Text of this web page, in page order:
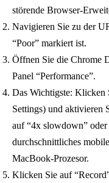
störende Browser-
Navigieren Sie zu der
“Poor” markiert ist.
Öffnen Sie die Chrome
Panel “Performance”.
Das Wichtigste: Klicken
Settings) und aktivieren
auf “4x slowdown”
durchschnittliches
MacBook-Prozesor.
Klicken Sie auf